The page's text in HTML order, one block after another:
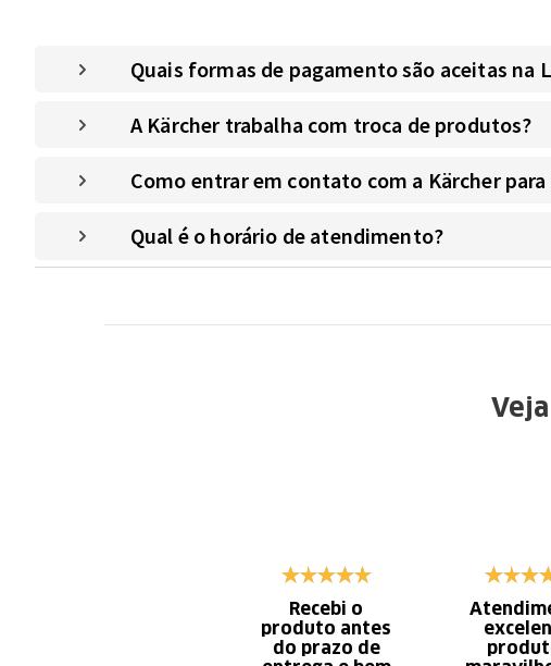
Quais formas de pagamento são aceitas na
A Kärcher trabalha com troca de produtos?
Como entrar em contato com a Kärcher
Qual é o horário de atendimento?
Recebi o
produto antes
do prazo de